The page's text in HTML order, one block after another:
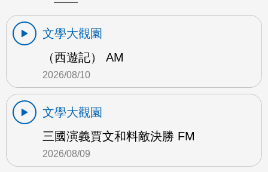
文學大觀園
（西遊記） AM
2026/08/10
文學大觀園
三國演義賈文和料敵決勝 FM
2026/08/09